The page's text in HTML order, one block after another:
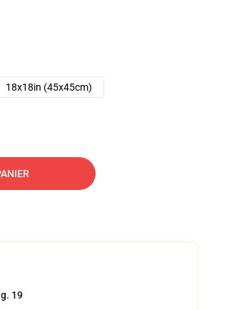
18x18in (45x45cm)
19